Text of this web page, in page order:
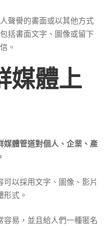
聲譽的書面或以其他方式
括書面文字、圖像或留下
。
媒體上
媒體管道對個人、企業、產
以採用文字、圖像、影片
式。
容易，並且給人們一種匿名